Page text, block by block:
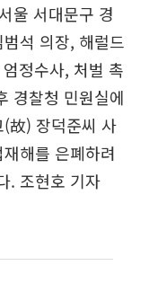
울 서대문구 경
석 의장, 해럴드
정수사, 처벌 촉
경찰청 민원실에
故) 장덕준씨 사
해를 은폐하려
. 조현호 기자